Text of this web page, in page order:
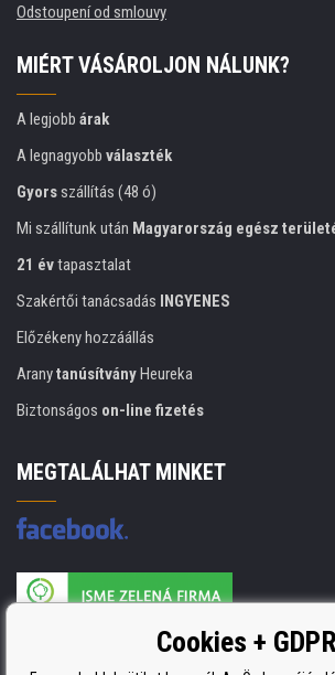
Odstoupení od smlouvy
MIÉRT VÁSÁROLJON NÁLUNK?
A legjobb árak
A legnagyobb választék
Gyorsszállítás (48 ó)
Mi szállítunk után Magyarország egész
21 évtapasztalat
Szakértői tanácsadás INGYENES
Előzékeny hozzáállás
AranytanúsítványHeureka
Biztonságos on-line fizetés
MEGTALÁLHAT MINKET
A nyomtatási kellékek gyártója ISO 9001
ISO 9001, ISO 14001 és STMC.Cookies + GDPR